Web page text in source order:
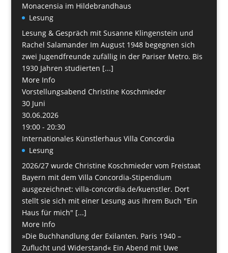
Monacensia im Hildebrandhaus
Lesung
Lesung & Gespräch mit Susanne Klingenstein und
Rachel Salamander Im August 1948 begegnen sich
zwei Jugendfreunde zufällig in der Pariser Metro. Bis
1930 Jahren studierten [...]
More Info
Vorstellungsabend Christine Koschmieder
30 Juni
30.06.2026
19:00 - 20:30
Internationales Künstlerhaus Villa Concordia
Lesung
2026/27 wurde Christine Koschmieder vom Freistaat
Bayern mit dem Villa Concordia-Stipendium
ausgezeichnet: villa-concordia.de/kuenstler. Dort
stellt sie sich mit einer Lesung aus ihrem Buch "Ein
Haus für mich" [...]
More Info
»Die Buchhandlung der Exilanten. Paris 1940 –
Zuflucht und Widerstand« Ein Abend mit Uwe